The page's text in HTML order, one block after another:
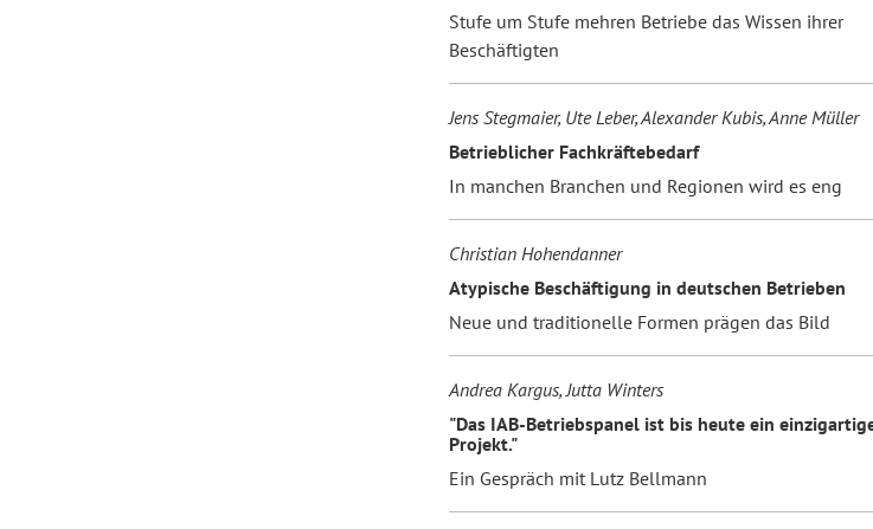
Stufe um Stufe mehren Betriebe das Wissen ihrer
Beschäftigten
Jens Stegmaier, Ute Leber, Alexander Kubis, Anne Müller
Betrieblicher Fachkräftebedarf
In manchen Branchen und Regionen wird es eng
Christian Hohendanner
Atypische Beschäftigung in deutschen Betrieben
Neue und traditionelle Formen prägen das Bild
Andrea Kargus, Jutta Winters
"Das IAB-Betriebspanel ist bis heute ein
Projekt."
Ein Gespräch mit Lutz Bellmann